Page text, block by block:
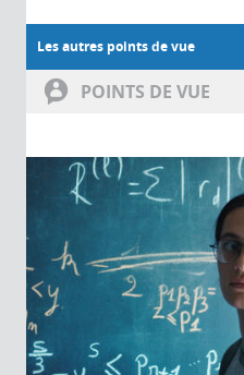
Les autres points de vue
POINTS DE VUE